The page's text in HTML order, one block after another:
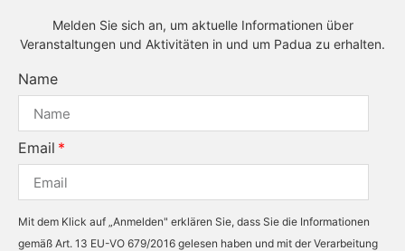
Melden Sie sich an, um aktuelle Informationen über
Veranstaltungen und Aktivitäten in und um Padua zu erhalten.
Name
Email
Mit dem Klick auf „Anmelden" erklären Sie, dass Sie die Informationen
gemäß Art. 13 EU-VO 679/2016 gelesen haben und mit der Verarbeitung